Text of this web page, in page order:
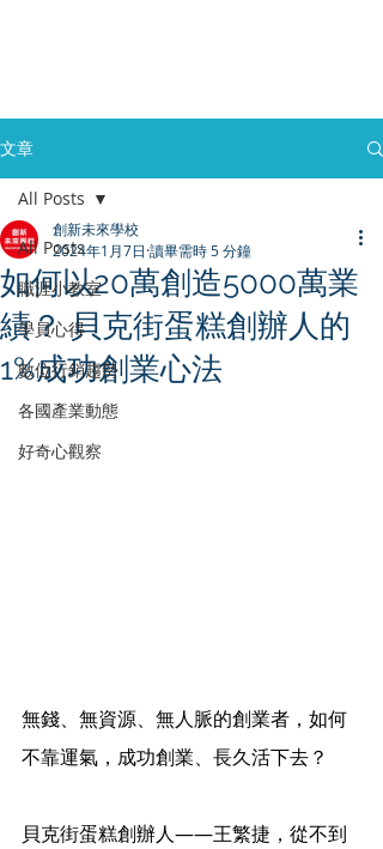
文章
All Posts
職涯小教室
學員心得
數位行銷趨勢
各國產業動態
好奇心觀察
All Posts
如何以20萬創造5000萬業
績？ 貝克街蛋糕創辦人的
1%成功創業心法
創新未來學校
2024年1月7日 讀畢需時 5 分鐘
無錢、無資源、無人脈的創業者，如何
不靠運氣，成功創業、長久活下去？
貝克街蛋糕創辦人——王繁捷，從不到